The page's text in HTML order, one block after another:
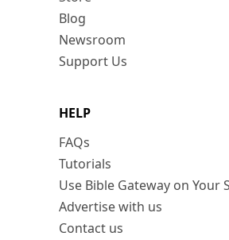
Blog
Newsroom
Support Us
HELP
FAQs
Tutorials
Use Bible Gateway on Your
Advertise with us
Contact us